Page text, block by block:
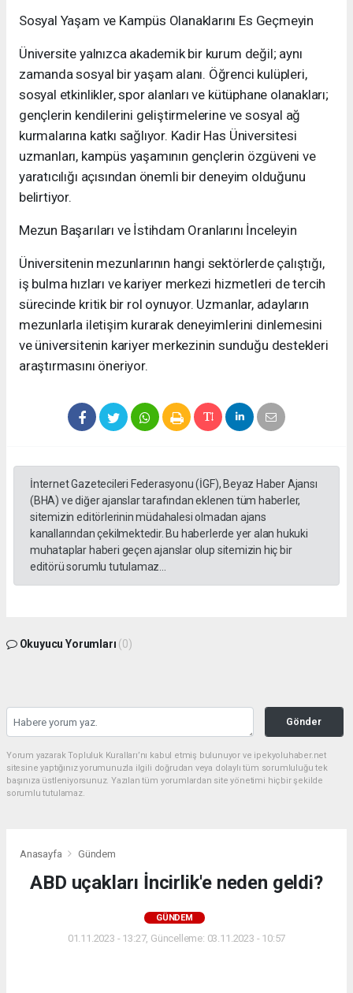
Sosyal Yaşam ve Kampüs Olanaklarını Es Geçmeyin
Üniversite yalnızca akademik bir kurum değil; aynı
zamanda sosyal bir yaşam alanı. Öğrenci kulüpleri,
sosyal etkinlikler, spor alanları ve kütüphane olanakları;
gençlerin kendilerini geliştirmelerine ve sosyal ağ
kurmalarına katkı sağlıyor. Kadir Has Üniversitesi
uzmanları, kampüs yaşamının gençlerin özgüveni ve
yaratıcılığı açısından önemli bir deneyim olduğunu
belirtiyor.
Mezun Başarıları ve İstihdam Oranlarını İnceleyin
Üniversitenin mezunlarının hangi sektörlerde çalıştığı,
iş bulma hızları ve kariyer merkezi hizmetleri de tercih
sürecinde kritik bir rol oynuyor. Uzmanlar, adayların
mezunlarla iletişim kurarak deneyimlerini dinlemesini
ve üniversitenin kariyer merkezinin sunduğu destekleri
araştırmasını öneriyor.
İnternet Gazetecileri Federasyonu (İGF), Beyaz Haber Ajansı
(BHA) ve diğer ajanslar tarafından eklenen tüm haberler,
sitemizin editörlerinin müdahalesi olmadan ajans
kanallarından çekilmektedir. Bu haberlerde yer alan hukuki
muhataplar haberi geçen ajanslar olup sitemizin hiç bir
editörü sorumlu tutulamaz...
Okuyucu Yorumları (0)
Gönder
Yorum yazarak Topluluk Kuralları’nı kabul etmiş bulunuyor ve ipekyoluhaber.net
sitesine yaptığınız yorumunuzla ilgili doğrudan veya dolaylı tüm sorumluluğu tek
başınıza üstleniyorsunuz. Yazılan tüm yorumlardan site yönetimi hiçbir şekilde
sorumlu tutulamaz.
Anasayfa Gündem
ABD uçakları İncirlik'e neden geldi?
GÜNDEM
01.11.2023 - 13:27, Güncelleme: 03.11.2023 - 10:57